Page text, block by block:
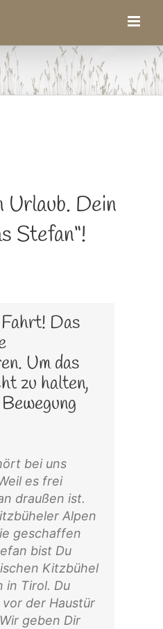
Urlaub. Dein
Stefan“!
Das
Um das
zu halten,
bei uns
es frei
draußen ist.
Alpen
geschaffen
bist Du
Kitzbühel
in Tirol. Du
der Haustür
geben Dir